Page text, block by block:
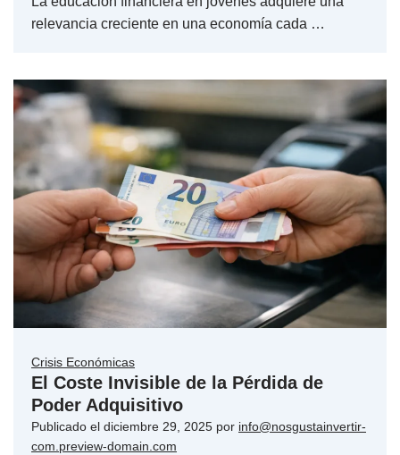
relevancia creciente en una economía cada …
Crisis Económicas
El Coste Invisible de la Pérdida de
Poder Adquisitivo
Publicado el diciembre 29, 2025 por info@nosgustainvertir-
com.preview-domain.com